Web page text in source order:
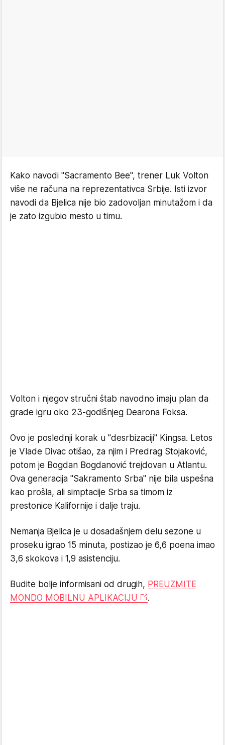
Kako navodi "Sacramento Bee", trener Luk Volton
više ne računa na reprezentativca Srbije. Isti izvor
navodi da Bjelica nije bio zadovoljan minutažom i da
je zato izgubio mesto u timu.
Volton i njegov stručni štab navodno imaju plan da
grade igru oko 23-godišnjeg Dearona Foksa.
Ovo je poslednji korak u "desrbizaciji" Kingsa. Letos
je Vlade Divac otišao, za njim i Predrag Stojaković,
potom je Bogdan Bogdanović trejdovan u Atlantu.
Ova generacija "Sakramento Srba" nije bila uspešna
kao prošla, ali simptacije Srba sa timom iz
prestonice Kalifornije i dalje traju.
Nemanja Bjelica je u dosadašnjem delu sezone u
proseku igrao 15 minuta, postizao je 6,6 poena imao
3,6 skokova i 1,9 asistenciju.
Budite bolje informisani od drugih, PREUZMITE
MONDO MOBILNU APLIKACIJU
.